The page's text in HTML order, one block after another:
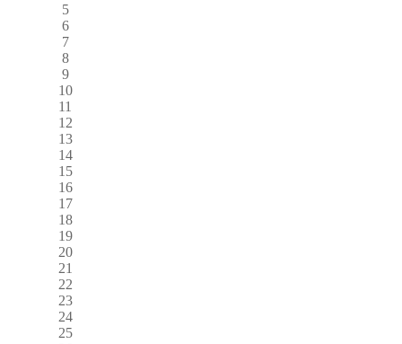
5
6
7
8
9
10
11
12
13
14
15
16
17
18
19
20
21
22
23
24
25